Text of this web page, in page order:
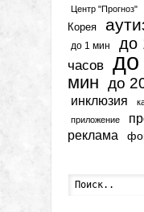
Центр "Прогноз"
Корея
до 1 мин до
часов
мин до
инклюзия
приложение
реклама